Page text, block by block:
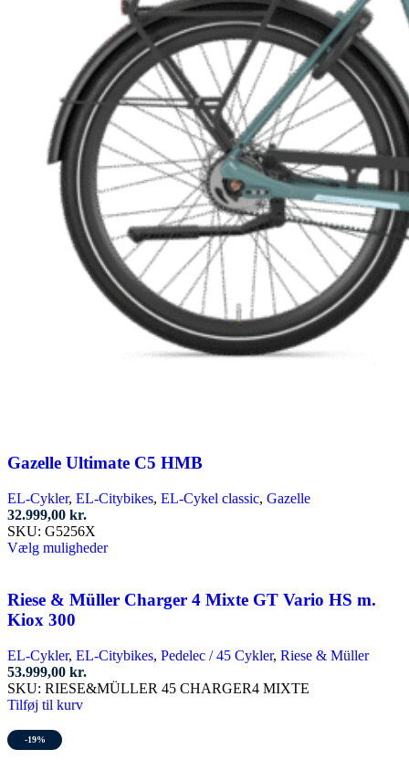
Gazelle Ultimate C5 HMB
EL-Cykler, EL-Citybikes, EL-Cykel classic, Gazelle
32.999,00 kr.
SKU: G5256X
Vælg mulighederDette
flere
vælges
på
varesiden
Riese & Müller Charger 4 Mixte GT Vario HS m.
Kiox 300
EL-Cykler, EL-Citybikes, Pedelec / 45 Cykler, Riese & Müller
53.999,00 kr.
SKU: RIESE&MÜLLER 45 CHARGER4 MIXTE
Tilføj til kurv
-19%